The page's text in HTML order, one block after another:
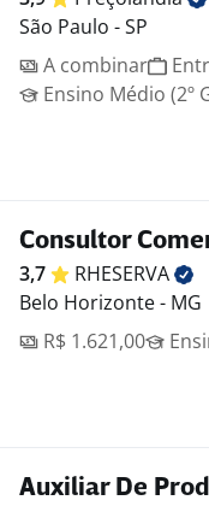
São Paulo - SP
A combinar
Ensino Médio (2º
Consultor
3,7
RHESERVA
Belo Horizonte - MG
R$ 1.621,00
Auxiliar De